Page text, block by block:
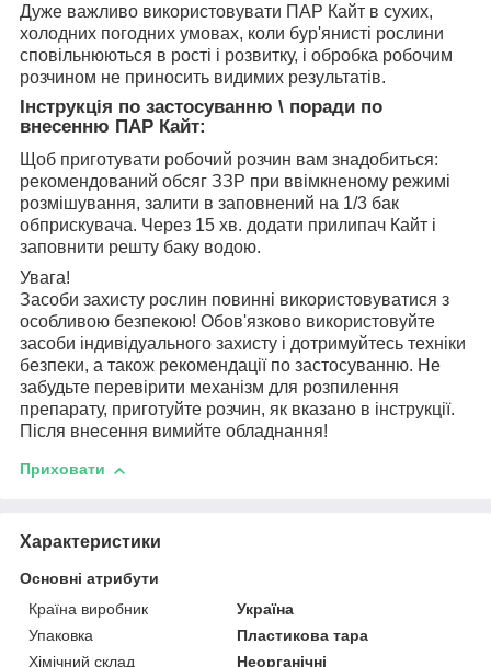
Дуже важливо використовувати ПАР Кайт в сухих,
холодних погодних умовах, коли бур'янисті рослини
сповільнюються в рості і розвитку, і обробка робочим
розчином не приносить видимих результатів.
Інструкція по застосуванню \ поради по
внесенню ПАР Кайт:
Щоб приготувати робочий розчин вам знадобиться:
рекомендований обсяг ЗЗР при ввімкненому режимі
розмішування, залити в заповнений на 1/3 бак
обприскувача. Через 15 хв. додати прилипач Кайт і
заповнити решту баку водою.
Увага!
Засоби захисту рослин повинні використовуватися з
особливою безпекою! Обов'язково використовуйте
засоби індивідуального захисту і дотримуйтесь техніки
безпеки, а також рекомендації по застосуванню. Не
забудьте перевірити механізм для розпилення
препарату, приготуйте розчин, як вказано в інструкції.
Після внесення вимийте обладнання!
Приховати
Характеристики
Основні атрибути
Країна виробник
Україна
Упаковка
Пластикова тара
Хімічний склад
Неорганічні